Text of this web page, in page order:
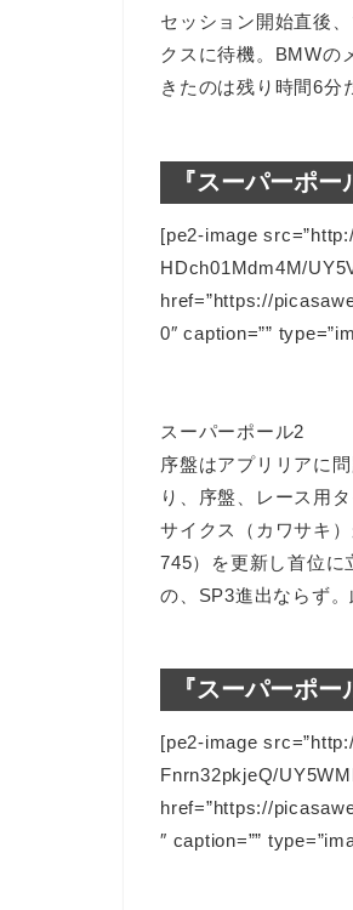
セッション開始直後
クスに待機。BMWの
きたのは残り時間6分
『スーパーポー
[pe2-image
HDch01Mdm4M/
href=”https://
0″ caption=””
スーパーポール2
序盤はアプリリアに
り、序盤、レース用
サイクス（カワサキ
745）を更新し首位に
の、SP3進出ならず
『スーパーポー
[pe2-image
Fnrn32pkjeQ/
href=”https://
″ caption=””